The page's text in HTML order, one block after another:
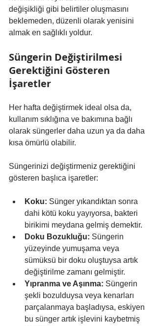
değişikliği gibi belirtiler oluşmasını
beklemeden, düzenli olarak yenisini
almak en sağlıklı yoldur.
Süngerin Değiştirilmesi
Gerektiğini Gösteren
İşaretler
Her hafta değiştirmek ideal olsa da,
kullanım sıklığına ve bakımına bağlı
olarak süngerler daha uzun ya da daha
kısa ömürlü olabilir.
Süngerinizi değiştirmeniz gerektiğini
gösteren başlıca işaretler:
Koku: Sünger yıkandıktan sonra
dahi kötü koku yayıyorsa, bakteri
birikimi meydana gelmiş demektir.
Doku Bozukluğu: Süngerin
yüzeyinde yumuşama veya
sümüksü bir doku oluştuysa artık
değiştirilme zamanı gelmiştir.
Yıpranma ve Aşınma: Süngerin
şekli bozulduysa veya kenarları
parçalanmaya başladıysa, eskiyen
bu sünger artık işlevini kaybetmiş